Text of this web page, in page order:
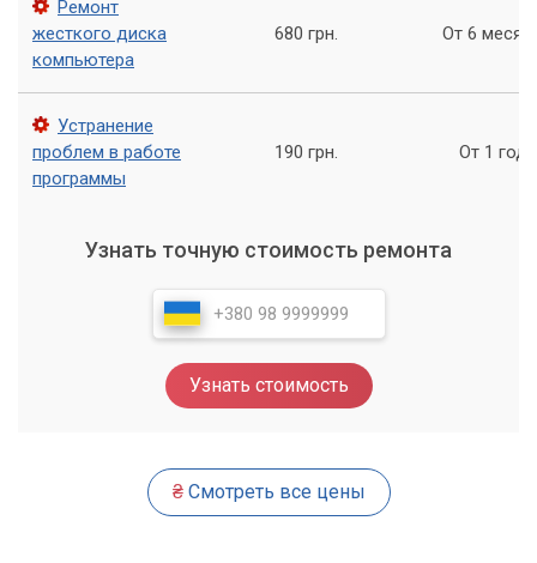
попытки решить проблему – доверьтесь опыту и
квалификации специалистов «Компьютерного Мастера».
Ремонт
жесткого диска
компьютера
680 грн. От 6
Устранение
проблем в работе
программы
190 грн. От 1 года
Узнать точную стоимость ремонта
Узнать стоимость
₴Смотреть все цены